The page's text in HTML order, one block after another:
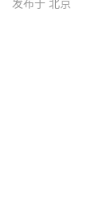
发布于 北京